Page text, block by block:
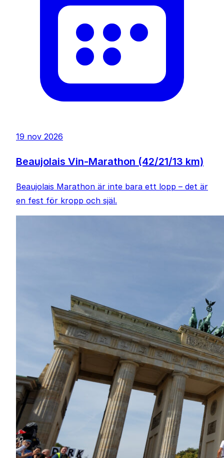
19 nov 2026
Beaujolais Vin-Marathon (42/21/13 km)
Beaujolais Marathon är inte bara ett lopp – det är
en fest för kropp och själ.